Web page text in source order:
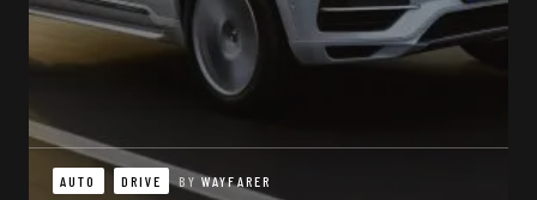
AUTO DRIVE BY WAYFARER